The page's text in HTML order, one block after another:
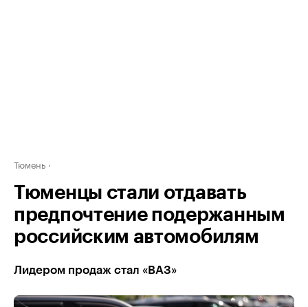
Тюмень
Тюменцы стали отдавать
предпочтение подержанным
российским автомобилям
Лидером продаж стал «ВАЗ»